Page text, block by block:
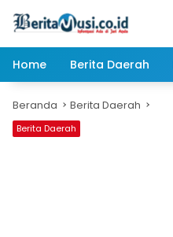
Home
Berita Daerah
Beranda Berita Daerah
Berita Daerah